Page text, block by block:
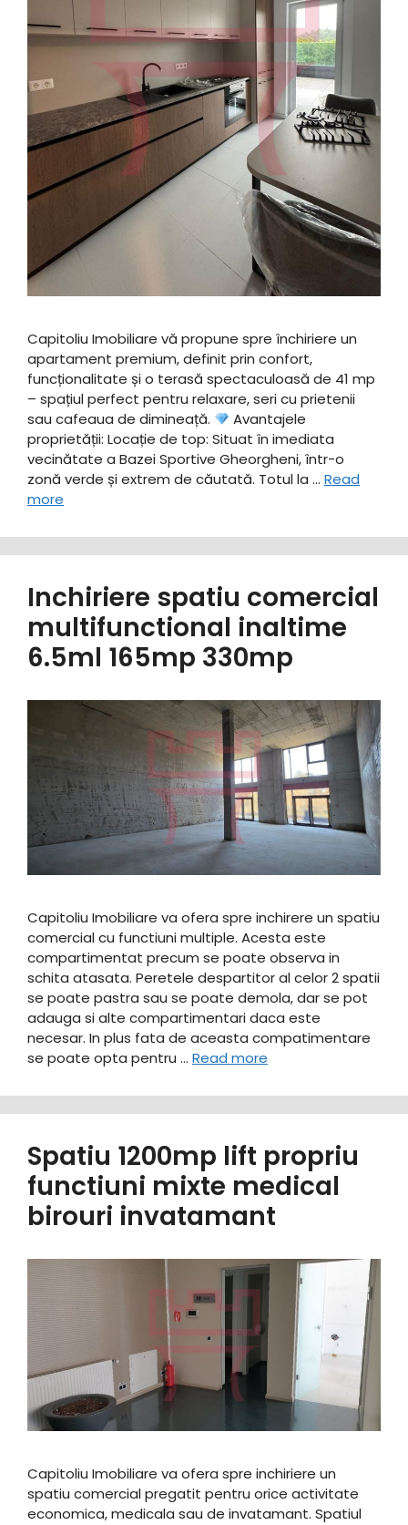
Capitoliu Imobiliare vă propune spre închiriere un
apartament premium, definit prin confort,
funcționalitate și o terasă spectaculoasă de 41 mp
– spațiul perfect pentru relaxare, seri cu prietenii
sau cafeaua de dimineață. ​
Avantajele
proprietății: ​Locație de top: Situat în imediata
vecinătate a Bazei Sportive Gheorgheni, într-o
zonă verde și extrem de căutată. ​Totul la … Read
more
Inchiriere spatiu comercial
multifunctional inaltime
6.5ml 165mp 330mp
Capitoliu Imobiliare va ofera spre inchirere un spatiu
comercial cu functiuni multiple. Acesta este
compartimentat precum se poate observa in
schita atasata. Peretele despartitor al celor 2 spatii
se poate pastra sau se poate demola, dar se pot
adauga si alte compartimentari daca este
necesar. In plus fata de aceasta compatimentare
se poate opta pentru … Read more
Spatiu 1200mp lift propriu
functiuni mixte medical
birouri invatamant
Capitoliu Imobiliare va ofera spre inchiriere un
spatiu comercial pregatit pentru orice activitate
economica, medicala sau de invatamant. Spatiul